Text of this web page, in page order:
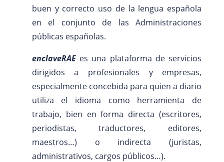
buen y correcto uso de la lengua española
en el conjunto de las Administraciones
públicas españolas.
enclaveRAE es una plataforma de servicios
dirigidos a profesionales y empresas,
especialmente concebida para quien a diario
utiliza el idioma como herramienta de
trabajo, bien en forma directa (escritores,
periodistas, traductores, editores,
maestros…) o indirecta (juristas,
administrativos, cargos públicos…).